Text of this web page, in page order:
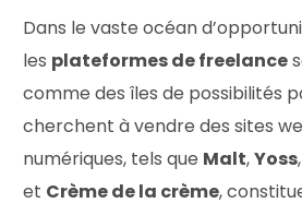
Dans le vaste océan
les plateformes de freelance
comme des îles de possibilités
cherchent à vendre des sites
numériques, tels que Malt,Yoss,
et Crème de la crème,